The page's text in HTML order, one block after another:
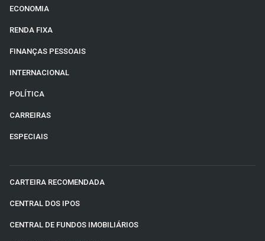
ECONOMIA
RENDA FIXA
FINANÇAS PESSOAIS
INTERNACIONAL
POLÍTICA
CARREIRAS
ESPECIAIS
CARTEIRA RECOMENDADA
CENTRAL DOS IPOS
CENTRAL DE FUNDOS IMOBILIÁRIOS